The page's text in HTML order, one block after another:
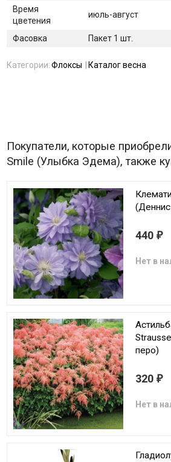
Время
цветения
июль-август
Фасовка Пакет 1 шт.
Категории:Флоксы Каталог весна
Покупатели, которые
Smile (Улыбка Эдема), также
440 ₽
Нет в
перо)
320 ₽
Нет в